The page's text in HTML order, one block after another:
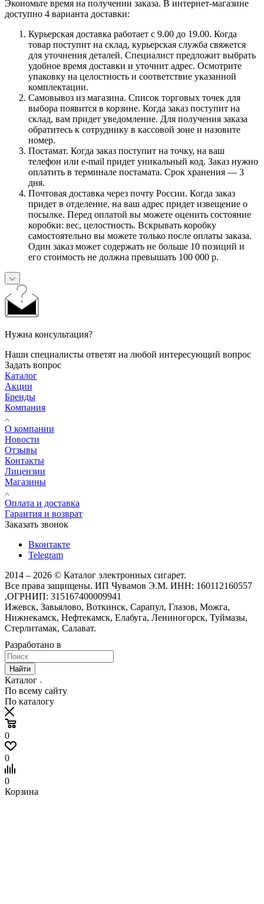
Экономьте время на получении заказа. В интернет-магазине
доступно 4 варианта доставки:
Курьерская доставка работает с 9.00 до 19.00. Когда
товар поступит на склад, курьерская служба свяжется
для уточнения деталей. Специалист предложит выбрать
удобное время доставки и уточнит адрес. Осмотрите
упаковку на целостность и соответствие указанной
комплектации.
Самовывоз из магазина. Список торговых точек для
выбора появится в корзине. Когда заказ поступит на
склад, вам придет уведомление. Для получения заказа
обратитесь к сотруднику в кассовой зоне и назовите
номер.
Постамат. Когда заказ поступит на точку, на ваш
телефон или e-mail придет уникальный код. Заказ нужно
оплатить в терминале постамата. Срок хранения — 3
дня.
Почтовая доставка через почту России. Когда заказ
придет в отделение, на ваш адрес придет извещение о
посылке. Перед оплатой вы можете оценить состояние
коробки: вес, целостность. Вскрывать коробку
самостоятельно вы можете только после оплаты заказа.
Один заказ может содержать не больше 10 позиций и
его стоимость не должна превышать 100 000 р.
Нужна консультация?
Наши специалисты ответят на любой интересующий вопрос
Задать вопрос
Каталог
Акции
Бренды
Компания
О компании
Новости
Отзывы
Контакты
Лицензии
Магазины
Оплата и доставка
Гарантия и возврат
Заказать звонок
Вконтакте
Telegram
2014 – 2026 © Каталог электронных сигарет.
Все права защищены. ИП Чувамов Э.М. ИНН: 160112160557
,ОГРНИП: 315167400009941
Ижевск, Завьялово, Воткинск, Сарапул, Глазов, Можга,
Нижнекамск, Нефтекамск, Елабуга, Лениногорск, Туймазы,
Стерлитамак, Салават.
Разработано в
Найти
Каталог
По всему сайту
По каталогу
0
0
0
Корзина